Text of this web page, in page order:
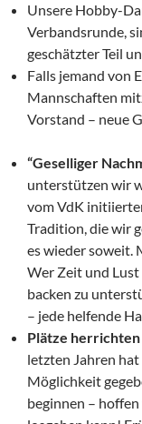
Unsere Hobby-
Verbandsrunde,
geschätzter Teil
Falls jemand von
Mannschaften
Vorstand – neue
“Geselliger
unterstützen wir
vom VdK
Tradition, die wir
es wieder soweit.
Wer Zeit und
backen zu
– jede helfende
Plätze
letzten Jahren
Möglichkeit
beginnen – hoffen